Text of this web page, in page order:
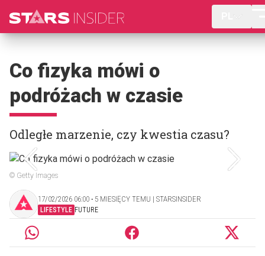
Co fizyka mówi o
podróżach w czasie
Odległe marzenie, czy kwestia czasu?
© Getty Images
17/02/2026 06:00 ‧ 5 MIESIĘCY TEMU | STARSINSIDER
LIFESTYLE FUTURE